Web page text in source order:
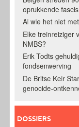
oprukkende
Al wie het niet
Elke treinreiziger
NMBS?
Erik Todts
fondsenwerving
De Britse Keir
genocide-
DOSSIERS